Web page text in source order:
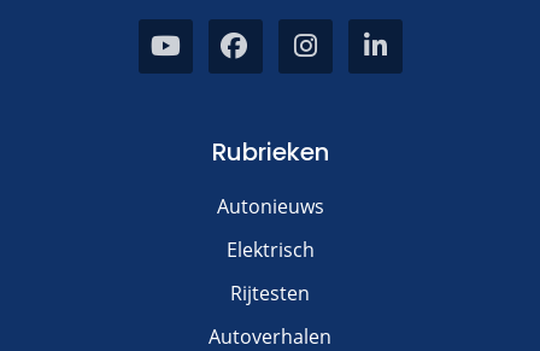
Rubrieken
Autonieuws
Elektrisch
Rijtesten
Autoverhalen